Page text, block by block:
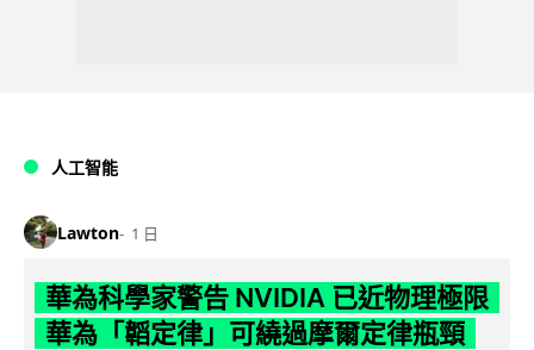
人工智能
Lawton 1 日
華為科學家警告 NVIDIA 已近物理極限
華為「韜定律」可繞過摩爾定律瓶頸